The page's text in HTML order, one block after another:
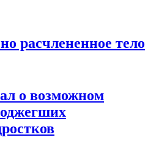
расчлененное тело
о возможном